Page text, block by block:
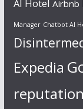
AI Hotel Airbnb
Manager Chatbot AI
Expedia
reputation